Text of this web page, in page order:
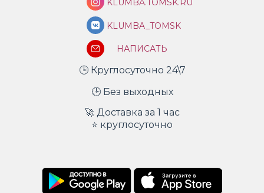
KLUMBA.TOMSK.RU
KLUMBA_TOMSK
НАПИСАТЬ
🕒 Круглосуточно 24\7
🕒 Без выходных
🚀 Доставка за 1 час
⭐ круглосуточно